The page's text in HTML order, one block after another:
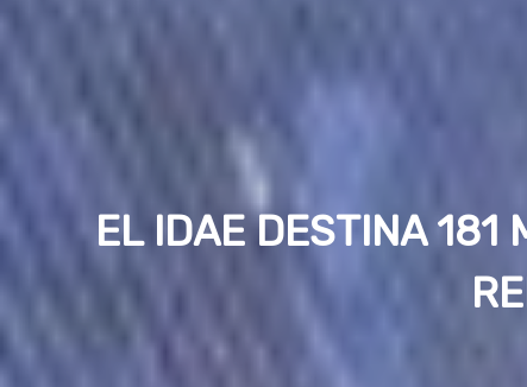
EL IDAE DESTINA 181